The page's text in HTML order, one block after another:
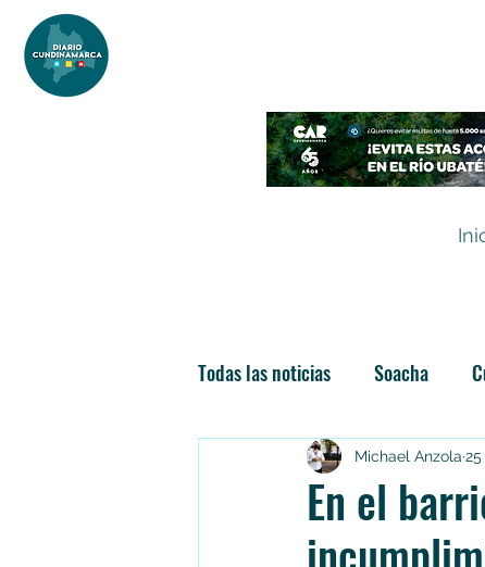
Todas las noticias Soacha
Las nuevas soachunidades
En el
Michael Anzola 25